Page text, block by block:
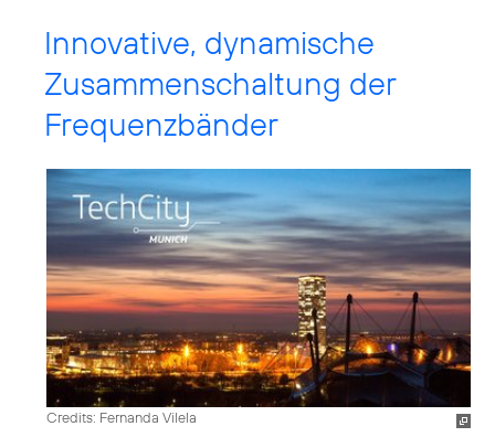
Innovative, dynamische
Zusammenschaltung der
Frequenzbänder
Credits: Fernanda Vilela